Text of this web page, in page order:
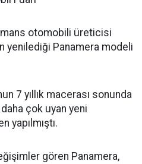
otomobili üreticisi
yenilediği Panamera modeli
7 yıllık macerası sonunda
çok uyan yeni
yapılmıştı.
gören Panamera,